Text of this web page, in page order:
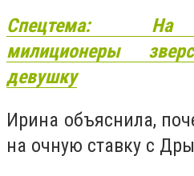
Спецтема: На
милиционеры
девушку
Ирина объяснила,
на очную ставку с